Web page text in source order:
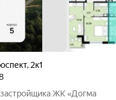
, 2к1
застройщика ЖК «Догма